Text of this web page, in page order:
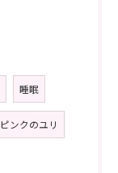
睡眠
ピンクのユリ